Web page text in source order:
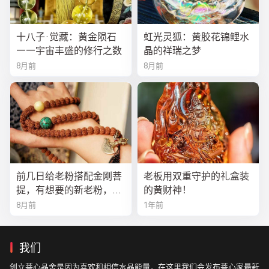
十八子·觉藏：黄金陨石
——宇宙丰盛的修行之数
8月前
虹光灵狐：黄胶花锦鲤水
晶的祥瑞之梦
8月前
前几日给老粉搭配金刚菩
提，有想要的新老粉，都
可以来排队
8月前
老板用双重守护的礼盒装
的黄财神！
1年前
我们
创立菩心晶舍是因为喜欢和相信水晶能量，在这里我们会发布菩心家最新